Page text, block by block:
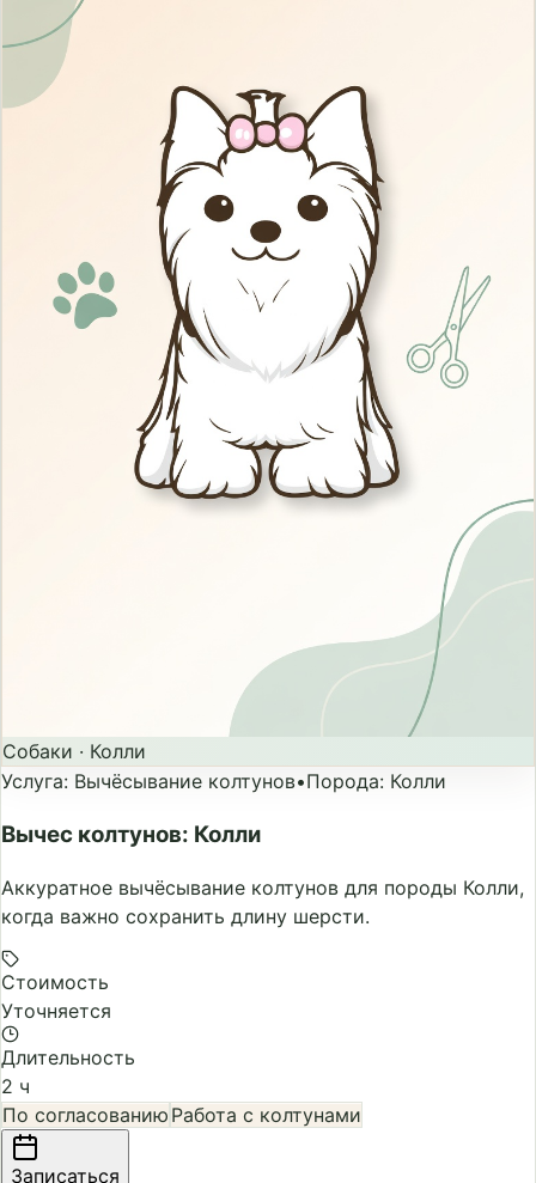
Собаки · Колли
Услуга: Вычёсывание колтунов•Порода: Колли
Вычес колтунов: Колли
Аккуратное вычёсывание колтунов для породы Колли,
когда важно сохранить длину шерсти.
Стоимость
Уточняется
Длительность
2 ч
По согласованию Работа с колтунами
Записаться